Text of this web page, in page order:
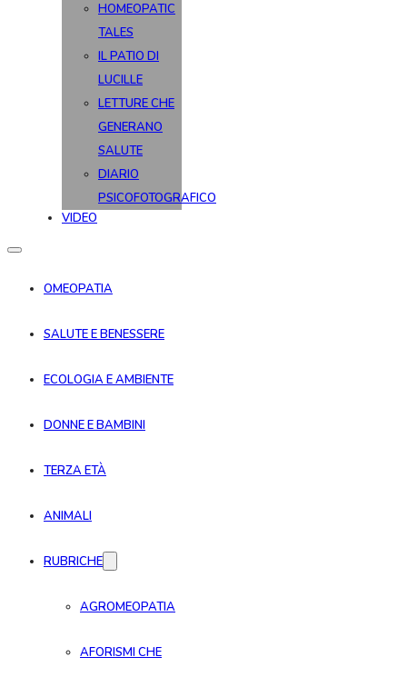
HOMEOPATIC
TALES
IL PATIO DI
LUCILLE
LETTURE CHE
GENERANO
SALUTE
DIARIO
PSICOFOTOGRAFICO
VIDEO
OMEOPATIA
SALUTE E BENESSERE
ECOLOGIA E AMBIENTE
DONNE E BAMBINI
TERZA ETÀ
ANIMALI
RUBRICHE
AGROMEOPATIA
AFORISMI CHE